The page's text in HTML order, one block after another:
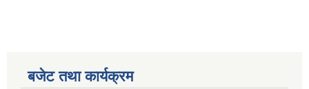
बजेट तथा कार्यक्रम